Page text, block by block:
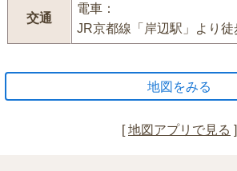
交通
電車：
JR京都線「岸辺駅」より徒
地図をみる
[地図アプリで見る ]